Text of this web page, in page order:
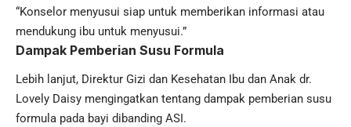
“Konselor menyusui siap untuk memberikan informasi atau
mendukung ibu untuk menyusui.”
Dampak Pemberian Susu Formula
Lebih lanjut, Direktur Gizi dan Kesehatan Ibu dan Anak dr.
Lovely Daisy mengingatkan tentang dampak pemberian susu
formula pada bayi dibanding ASI.